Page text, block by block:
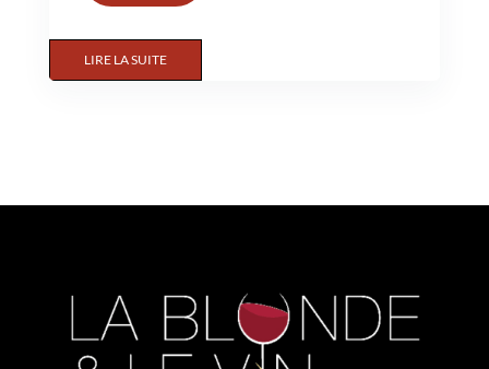
LIRE LA SUITE